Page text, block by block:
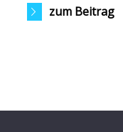
zum Beitrag